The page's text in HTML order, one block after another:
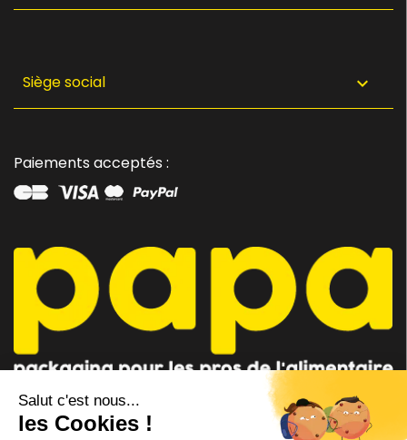
CONSEILLER PAPA
AU 04 91 35 09 09
CONTACTEZ-NOUS
par mail
Siège social 
Paiements acceptés :